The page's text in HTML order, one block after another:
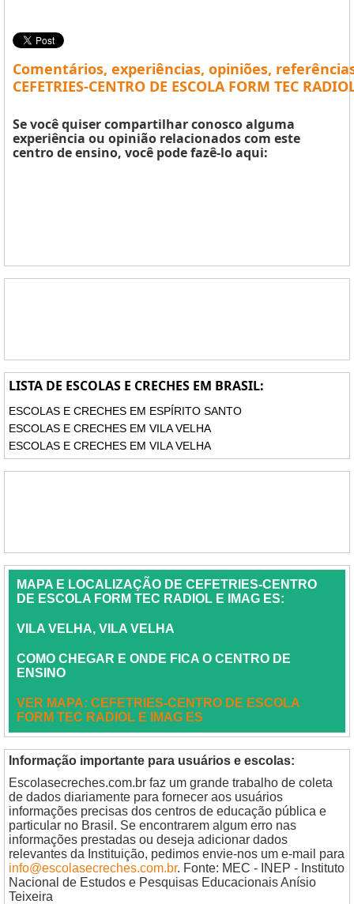
Comentários, experiências, opiniões,
CEFETRIES-CENTRO DE ESCOLA FORM TEC
Se você quiser compartilhar conosco alguma
experiência ou opinião relacionados com este
centro de ensino, você pode fazê-lo aqui:
LISTA DE ESCOLAS E CRECHES EM BRASIL:
ESCOLAS E CRECHES EM ESPÍRITO SANTO
ESCOLAS E CRECHES EM VILA VELHA
ESCOLAS E CRECHES EM VILA VELHA
MAPA E LOCALIZAÇÃO DE CEFETRIES-CENTRO
DE ESCOLA FORM TEC RADIOL E IMAG ES:
VILA VELHA, VILA VELHA
COMO CHEGAR E ONDE FICA O CENTRO DE
ENSINO
VER MAPA: CEFETRIES-CENTRO DE ESCOLA
FORM TEC RADIOL E IMAG ES
Informação importante para usuários e escolas:
Escolasecreches.com.br faz um grande trabalho de coleta
de dados diariamente para fornecer aos usuários
informações precisas dos centros de educação pública e
particular no Brasil. Se encontrarem algum erro nas
informações prestadas ou deseja adicionar dados
relevantes da Instituição, pedimos envie-nos um e-mail para
info@escolasecreches.com.br. Fonte: MEC - INEP - Instituto
Nacional de Estudos e Pesquisas Educacionais Anísio
Teixeira